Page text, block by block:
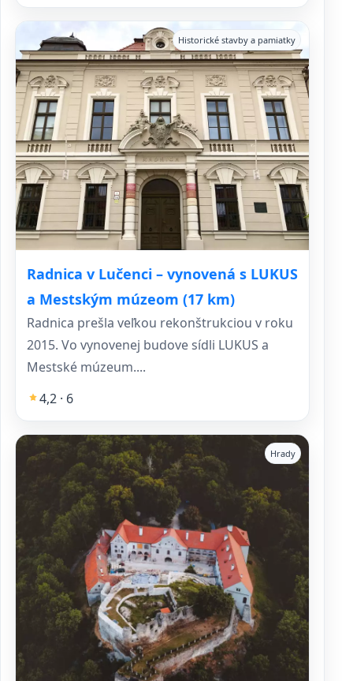
Radnica v Lučenci – vynovená s LUKUS
a Mestským múzeom (17 km)
Historické stavby a pamiatky
Radnica prešla veľkou rekonštrukciou v roku
2015. Vo vynovenej budove sídli LUKUS a
Mestské múzeum....
4,2 · 6
Hrady